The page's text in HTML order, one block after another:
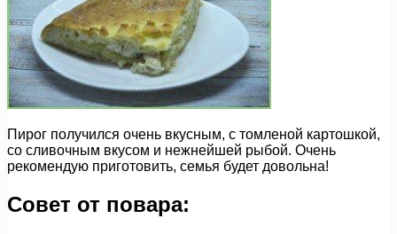
Пирог получился очень вкусным, с томленой картошкой,
со сливочным вкусом и нежнейшей рыбой. Очень
рекомендую приготовить, семья будет довольна!
Совет от повара: